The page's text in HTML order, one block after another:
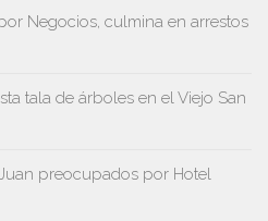
Negocios, culmina en arrestos
tala de árboles en el Viejo San
preocupados por Hotel